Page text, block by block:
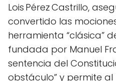
Lois Pérez Castrillo,
convertido las
herramienta “clásica”
fundada por Manuel
sentencia del
obstáculo” y permite